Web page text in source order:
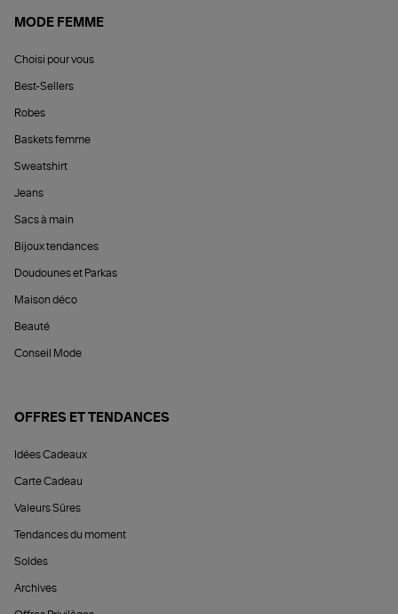
MODE FEMME
Choisi pour vous
Best-Sellers
Robes
Baskets femme
Sweatshirt
Jeans
Sacs à main
Bijoux tendances
Doudounes et Parkas
Maison déco
Beauté
Conseil Mode
OFFRES ET TENDANCES
Idées Cadeaux
Carte Cadeau
Valeurs Sûres
Tendances du moment
Soldes
Archives